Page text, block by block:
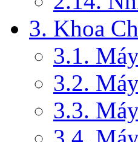
3. Khoa
3.1.
3.2.
3.3.